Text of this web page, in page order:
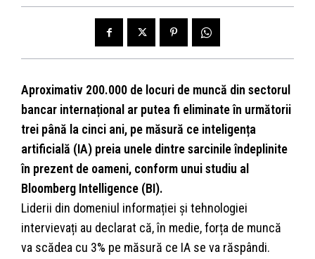
Aproximativ 200.000 de locuri de muncă din sectorul
bancar internațional ar putea fi eliminate în următorii
trei până la cinci ani, pe măsură ce inteligența
artificială (IA) preia unele dintre sarcinile îndeplinite
în prezent de oameni, conform unui studiu al
Bloomberg Intelligence (BI).
Liderii din domeniul informației și tehnologiei
intervievați au declarat că, în medie, forța de muncă
va scădea cu 3% pe măsură ce IA se va răspândi.